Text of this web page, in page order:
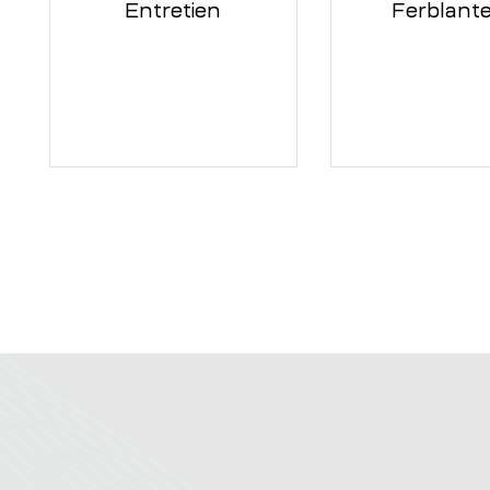
Entretien